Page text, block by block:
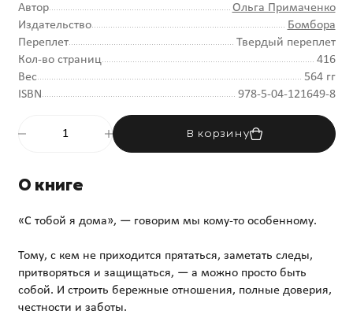
Автор
Ольга Примаченко
Издательство
Бомбора
Переплет
Твердый переплет
Кол-во страниц
416
Вес
564 гг
ISBN
978-5-04-121649-8
В корзину
О книге
«С тобой я дома», — говорим мы кому-то особенному.
Тому, с кем не приходится прятаться, заметать следы,
притворяться и защищаться, — а можно просто быть
собой. И строить бережные отношения, полные доверия,
честности и заботы.